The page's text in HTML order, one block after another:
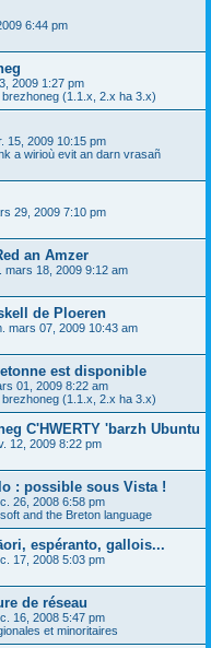
6:44 pm
2009 1:27 pm
(1.1.x, 2.x ha 3.x)
15, 2009 10:15 pm
a wirioù evit an darn vrasañ
29, 2009 7:10 pm
an Amzer
mars 18, 2009 9:12 am
de Ploeren
mars 07, 2009 10:43 am
est disponible
01, 2009 8:22 am
(1.1.x, 2.x ha 3.x)
C'HWERTY 'barzh Ubuntu
12, 2009 8:22 pm
: possible sous Vista !
26, 2008 6:58 pm
and the Breton language
espéranto, gallois...
17, 2008 5:03 pm
de réseau
16, 2008 5:47 pm
et minoritaires